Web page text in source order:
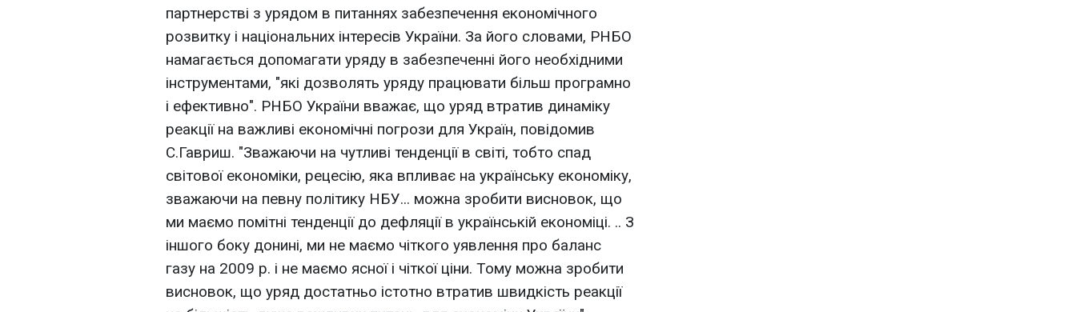
партнерстві з урядом в питаннях забезпечення економічного
розвитку і національних інтересів України. За його словами, РНБО
намагається допомагати уряду в забезпеченні його необхідними
інструментами, "які дозволять уряду працювати більш програмно
і ефективно". РНБО України вважає, що уряд втратив динаміку
реакції на важливі економічні погрози для Україн, повідомив
С.Гавриш. "Зважаючи на чутливі тенденції в світі, тобто спад
світової економіки, рецесію, яка впливає на українську економіку,
зважаючи на певну політику НБУ... можна зробити висновок, що
ми маємо помітні тенденції до дефляції в українській економіці. .. З
іншого боку донині, ми не маємо чіткого уявлення про баланс
газу на 2009 р. і не маємо ясної і чіткої ціни. Тому можна зробити
висновок, що уряд достатньо істотно втратив швидкість реакції